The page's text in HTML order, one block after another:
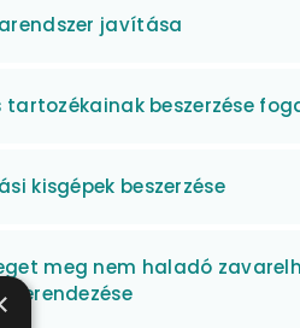
javítása
beszerzése
kisgépek beszerzése
meg nem haladó